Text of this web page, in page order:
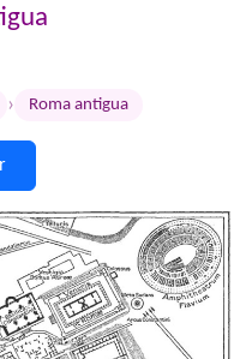
› Roma antigua